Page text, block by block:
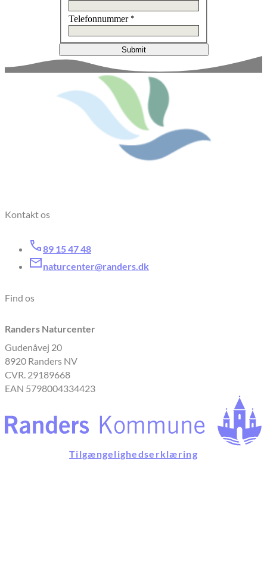
Telefonnummer *
Submit
Kontakt os
89 15 47 48
naturcenter@randers.dk
Find os
Randers Naturcenter
Gudenåvej 20
8920 Randers NV
CVR. 29189668
EAN 5798004334423
Tilgængelighedserklæring